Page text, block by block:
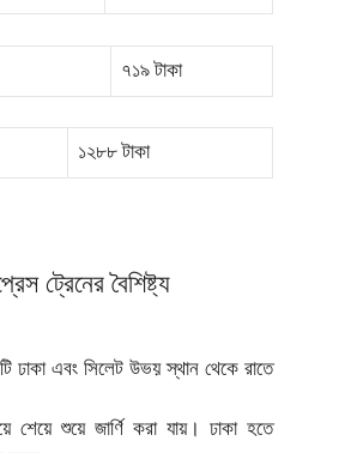
৭১৯ টাকা
১২৮৮ টাকা
ট্রেনের বৈশিষ্ট্য
ঢাকা এবং সিলেট উভয় স্থান থেকে রাতে
শেয়ে শুয়ে জার্ণি করা যায়। ঢাকা হতে